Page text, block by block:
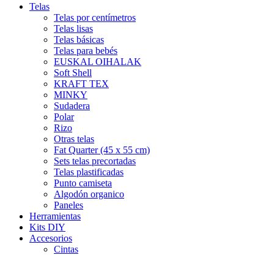
Telas
Telas por centímetros
Telas lisas
Telas básicas
Telas para bebés
EUSKAL OIHALAK
Soft Shell
KRAFT TEX
MINKY
Sudadera
Polar
Rizo
Otras telas
Fat Quarter (45 x 55 cm)
Sets telas precortadas
Telas plastificadas
Punto camiseta
Algodón organico
Paneles
Herramientas
Kits DIY
Accesorios
Cintas
MOTITAS
0,12 €
RAYAS NEGRO Y BLANCO
0,12 €